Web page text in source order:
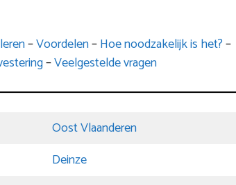
–Voordelen–Hoe noodzakelijk is het?–
–Veelgestelde vragen
Oost Vlaanderen
Deinze